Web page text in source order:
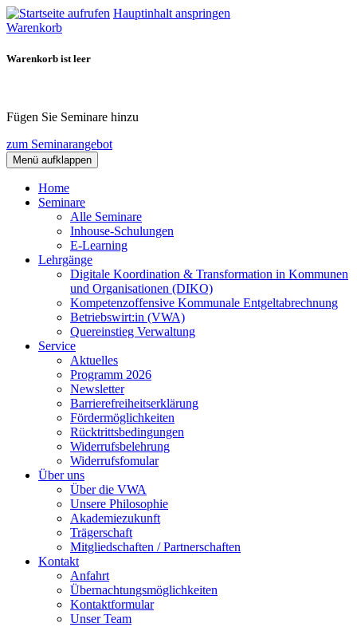
Hauptinhalt anspringen
Warenkorb
Warenkorb ist leer
Fügen Sie Seminare hinzu
zum Seminarangebot
Menü aufklappen
Home
Seminare
Alle Seminare
Inhouse-Schulungen
E-Learning
Lehrgänge
Digitale Koordination & Transformation in Kommunen
und Organisationen (DIKO)
Kompetenzoffensive Kommunale Entgeltabrechnung
Betriebswirt:in (VWA)
Quereinstieg Verwaltung
Service
Aktuelles
Programm 2026
Newsletter
Barrierefreiheitserklärung
Fördermöglichkeiten
Rücktrittsbedingungen
Widerrufsbelehrung
Widerrufsfomular
Über uns
Über die VWA
Unsere Philosophie
Akademiezukunft
Trägerschaft
Mitgliedschaften / Partnerschaften
Kontakt
Anfahrt
Übernachtungsmöglichkeiten
Kontaktformular
Unser Team